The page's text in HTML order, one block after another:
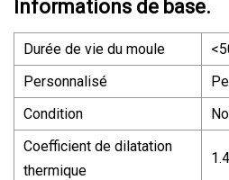
Informations de base.
Durée de vie du moule
Personnalisé
Condition
Coefficient de dilatation
thermique